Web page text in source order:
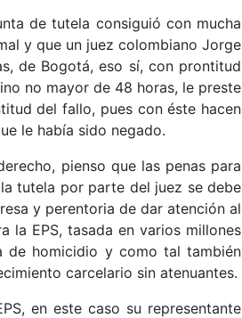
de tutela consiguió con mucha
y que un juez colombiano Jorge
de Bogotá, eso sí, con prontitud
no mayor de 48 horas, le preste
del fallo, pues con éste hacen
le había sido negado.
pienso que las penas para
tutela por parte del juez se debe
y perentoria de dar atención al
la EPS, tasada en varios millones
de homicidio y como tal también
carcelario sin atenuantes.
en este caso su representante